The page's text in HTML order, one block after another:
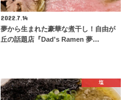
2022.7.14
夢から生まれた豪華な煮干し！自由が
丘の話題店『Dad's Ramen 夢…
塩